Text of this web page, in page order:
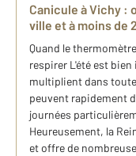
Canicule à Vichy :
ville et à moins de
Quand le
respirer L'été est
multiplient dans
peuvent rapidement
journées
Heureusement, la
et offre de